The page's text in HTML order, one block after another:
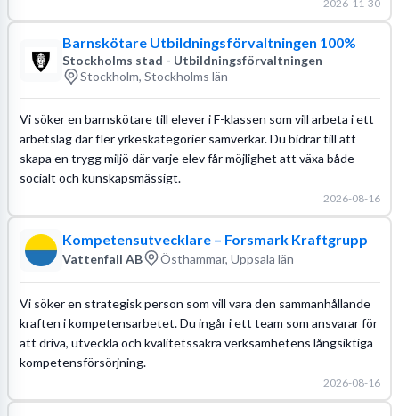
2026-11-30
Barnskötare Utbildningsförvaltningen 100%
Stockholms stad - Utbildningsförvaltningen
Stockholm, Stockholms län
Vi söker en barnskötare till elever i F-klassen som vill arbeta i ett
arbetslag där fler yrkeskategorier samverkar. Du bidrar till att
skapa en trygg miljö där varje elev får möjlighet att växa både
socialt och kunskapsmässigt.
2026-08-16
Kompetensutvecklare – Forsmark Kraftgrupp
Vattenfall AB Östhammar, Uppsala län
Vi söker en strategisk person som vill vara den sammanhållande
kraften i kompetensarbetet. Du ingår i ett team som ansvarar för
att driva, utveckla och kvalitetssäkra verksamhetens långsiktiga
kompetensförsörjning.
2026-08-16